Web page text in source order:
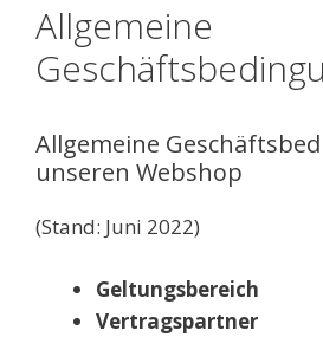
Allgemeine
Allgemeine
unseren Webshop
(Stand: Juni 2022)
Geltungsbereich
Vertragspartner